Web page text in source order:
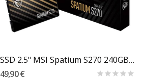
SSD 2.5" MSI Spatium S270 240GB TLC NAND SATA...
49,90 €